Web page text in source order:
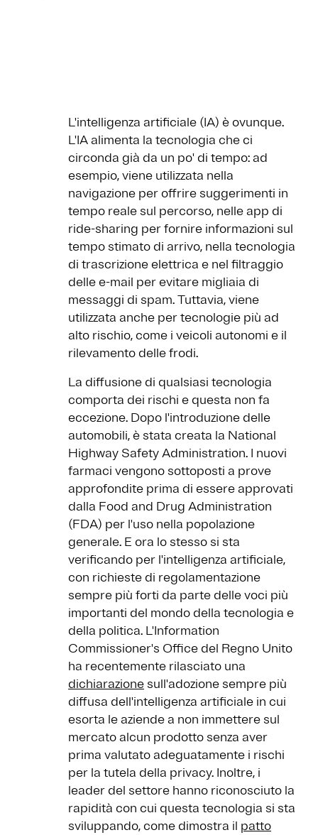
L'intelligenza artificiale (IA) è ovunque.
L'IA alimenta la tecnologia che ci
circonda già da un po' di tempo: ad
esempio, viene utilizzata nella
navigazione per offrire suggerimenti in
tempo reale sul percorso, nelle app di
ride-sharing per fornire informazioni sul
tempo stimato di arrivo, nella tecnologia
di trascrizione elettrica e nel filtraggio
delle e-mail per evitare migliaia di
messaggi di spam. Tuttavia, viene
utilizzata anche per tecnologie più ad
alto rischio, come i veicoli autonomi e il
rilevamento delle frodi.
La diffusione di qualsiasi tecnologia
comporta dei rischi e questa non fa
eccezione. Dopo l'introduzione delle
automobili, è stata creata la National
Highway Safety Administration. I nuovi
farmaci vengono sottoposti a prove
approfondite prima di essere approvati
dalla Food and Drug Administration
(FDA) per l'uso nella popolazione
generale. E ora lo stesso si sta
verificando per l'intelligenza artificiale,
con richieste di regolamentazione
sempre più forti da parte delle voci più
importanti del mondo della tecnologia e
della politica. L'Information
Commissioner's Office del Regno Unito
ha recentemente rilasciato una
dichiarazionesull'adozione sempre più
diffusa dell'intelligenza artificiale in cui
esorta le aziende a non immettere sul
mercato alcun prodotto senza aver
prima valutato adeguatamente i rischi
per la tutela della privacy. Inoltre, i
leader del settore hanno riconosciuto la
rapidità con cui questa tecnologia si sta
sviluppando, come dimostra il patto